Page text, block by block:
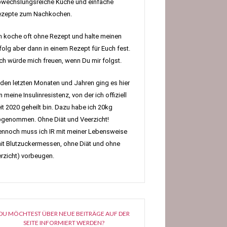
Küche und einfache
zum Nachkochen.
koche oft ohne Rezept und halte meinen
aber dann in einem Rezept für Euch fest.
würde mich freuen, wenn Du mir folgst.
letzten Monaten und Jahren ging es hier
meine Insulinresistenz, von der ich offiziell
2020 geheilt bin. Dazu habe ich 20kg
Ohne Diät und Veerzicht!
muss ich IR mit meiner Lebensweise
Blutzuckermessen, ohne Diät und ohne
vorbeugen.
MÖCHTEST ÜBER NEUE BEITRÄGE AUF DER
SEITE INFORMIERT WERDEN?